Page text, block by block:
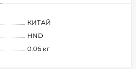
КИТАЙ
HND
0.06 кг